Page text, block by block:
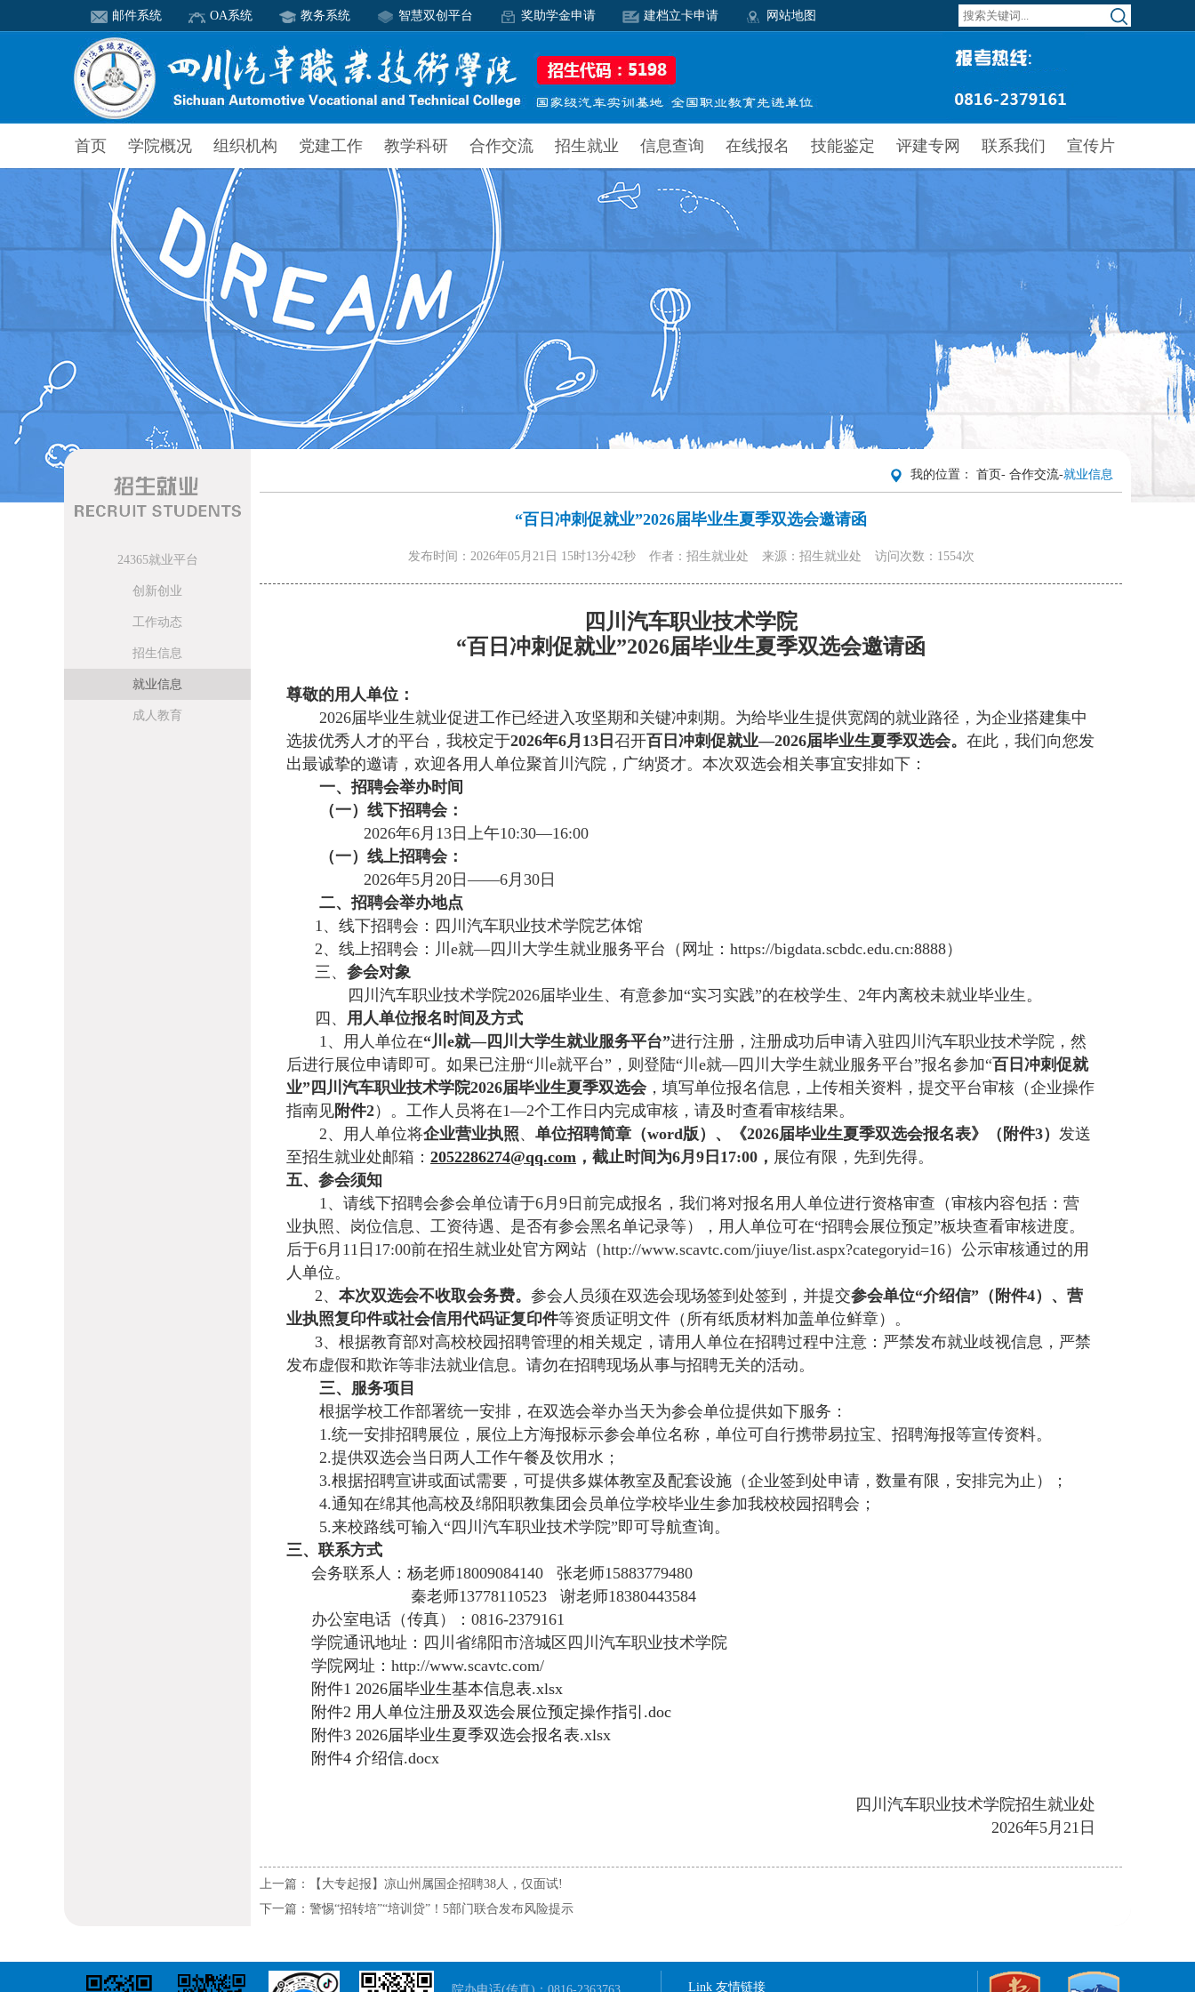
邮件系统 OA系统 教务系统 智慧双创平台 奖助学金申请 建档立卡申请 网站地图
首页 学院概况 组织机构 党建工作 教学科研 合作交流 招生就业 信息查询 在线报名 技能鉴定 评建专网 联系我们 宣传片
24365就业平台
创新创业
工作动态
招生信息
就业信息
成人教育
我的位置： 首页- 合作交流-就业信息
“百日冲刺促就业”2026届毕业生夏季双选会邀请函
发布时间：2026年05月21日 15时13分42秒 作者：招生就业处 来源：招生就业处 访问次数：1554次
四川汽车职业技术学院
“百日冲刺促就业”2026届毕业生夏季双选会邀请函
尊敬的用人单位：
2026届毕业生就业促进工作已经进入攻坚期和关键冲刺期。为给毕业生提供宽阔的就业路径，为企业搭建集中
选拔优秀人才的平台，我校定于2026年6月 13 日 召开百日冲刺促就业—2026届毕业生夏季双选会。 在此，我们向您发
出最诚挚的邀请，欢迎各用人单位聚首川汽院，广纳贤才。本次双选会相关事宜安排如下：
一、招聘会举办时间
（一）线下招聘会：
2026年6月13日上午10:30—16:00
（一）线上招聘会：
2026年5月20日——6月30日
二、招聘会举办地点
1、线下招聘会：四川汽车职业技术学院艺体馆
2、线上招聘会： 川 e就—四川大学生就业服务平台（ 网址： https://bigdata.scbdc.edu.cn:8888）
三、 参会对象
四川汽车职业技术学院2026届毕业生、有意参加“实习实践”的在校学生、2年内离校未就业毕业生。
四、 用人单位报名时间及方式
1、 用人单位在“川e就—四川大学生就业服务平台”进行注册，注册成功后申请入驻四川汽车职业技术学院，然
后进行展位申请即可。如果已注册“川 e就平台”，则登陆“川e就—四川大学生就业服务平台”报名参加“百日冲刺促就
业”四川汽车职业技术学院2026届毕业生夏季双选会，填写单位报名信息，上传相关资料，提交平台审核（企业操作
指南见附件2）。工作人员将在1—2个工作日内完成审核，请及时查看审核结果。
2、用人单位将企业营业执照、单位招聘简章（word版）、 《2026届毕业生夏季双选会报名表》（附件3）发送
至招生就业处邮箱： 2052286274@qq.com ，截止时间为6月9日17:00， 展位有限，先到先得。
五、参会须知
1、请线下招聘会参会单位请于6月9日前完成报名，我们将对报名用人单位进行资格审查（审核内容包括：营
业执照、岗位信息、工资待遇、是否有参会黑名单记录等），用人单位可在“招聘会展位预定”板块查看审核进度。
后于6月11日17:00前在招生就业处官方网站（http://www.scavtc.com/jiuye/list.aspx?categoryid=16）公示审核通过的用
人单位。
2、 本次双选会不收取会务费。 参会人员须在双选会现场签到处签到 ，并提交参会单位“介绍信”（附件4）、营
业执照复印件或社会信用代码证复印件等资质证明文件（所有纸质材料加盖单位鲜章）。
3、根据教育部对高校校园招聘管理的相关规定，请用人单位在招聘过程中注意：严禁发布就业歧视信息，严禁
发布虚假和欺诈等非法就业信息。请勿在招聘现场从事与招聘无关的活动。
三、服务项目
根据学校工作部署统一安排，在双选会举办当天为参会单位提供如下服务：
1.统一安排招聘展位，展位上方海报标示参会单位名称，单位可自行携带易拉宝、招聘海报等宣传资料。
2.提供双选会当日两人工作午餐及饮用水；
3.根据招聘宣讲或面试需要，可提供多媒体教室及配套设施（企业签到处申请，数量有限，安排完为止）；
4.通知在绵其他高校及绵阳职教集团会员单位学校毕业生参加我校校园招聘会；
5.来校路线可输入 “四川汽车职业技术学院”即可导航查询。
三、联系方式
会务联系人：杨老师18009084140 张老师15883779480
秦老师13778110523 谢老师18380443584
办公室电话（传真）： 0816-2379161
学院通讯地址：四川省绵阳市涪城区四川汽车职业技术学院
学院网址： http://www.scavtc.com/
附件1 2026届毕业生基本信息表.xlsx
附件2 用人单位注册及双选会展位预定操作指引.doc
附件3 2026届毕业生夏季双选会报名表.xlsx
附件4 介绍信.docx
四川汽车职业技术学院招生就业处
2026年5月21日
上一篇：【大专起报】凉山州属国企招聘38人，仅面试!
下一篇：警惕“招转培”“培训贷”！5部门联合发布风险提示
Link 友情链接